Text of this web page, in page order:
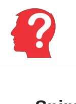
Перейти
содержимому